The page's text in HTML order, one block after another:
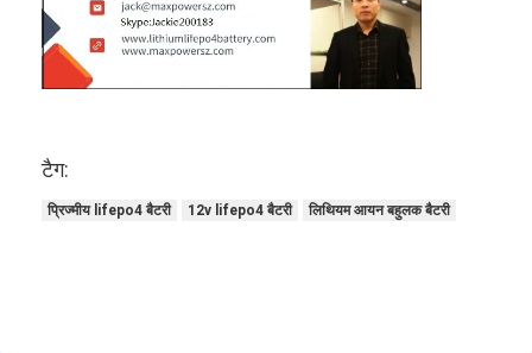
समाचार
अब बात करो
टैग:
प्रिज्मीय lifepo4 बैटरी 12v lifepo4 बैटरी लिथियम आयन बहुलक बैटरी